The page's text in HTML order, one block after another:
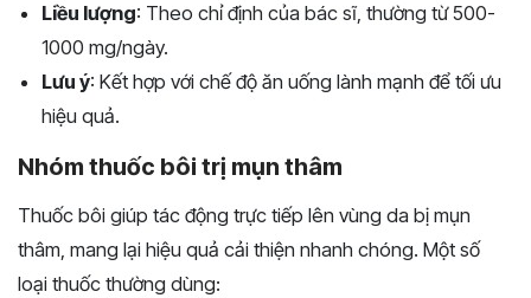
Liều lượng: Theo chỉ định của bác sĩ, thường từ 500-
1000 mg/ngày.
Lưu ý: Kết hợp với chế độ ăn uống lành mạnh để tối ưu
hiệu quả.
Nhóm thuốc bôi trị mụn thâm
Thuốc bôi giúp tác động trực tiếp lên vùng da bị mụn
thâm, mang lại hiệu quả cải thiện nhanh chóng. Một số
loại thuốc thường dùng: